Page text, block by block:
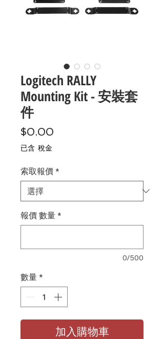
Logitech RALLY
Mounting Kit - 安裝套
件
$0.00
已含 稅金
索取報價 *
報價 數量 *
0/500
數量 *
加入購物車